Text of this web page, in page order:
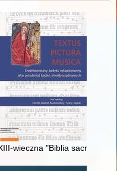
9wieczna "Biblia sacra" ze